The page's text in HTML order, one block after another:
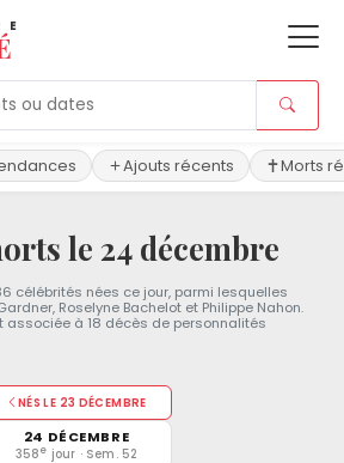
Ajouts récents Morts
le 24 décembre
célébrités nées ce jour, parmi lesquelles
Roselyne Bachelot et Philippe Nahon.
à 18 décès de personnalités
NÉS LE 23 DÉCEMBRE
24 DÉCEMBRE
358e jour · Sem. 52